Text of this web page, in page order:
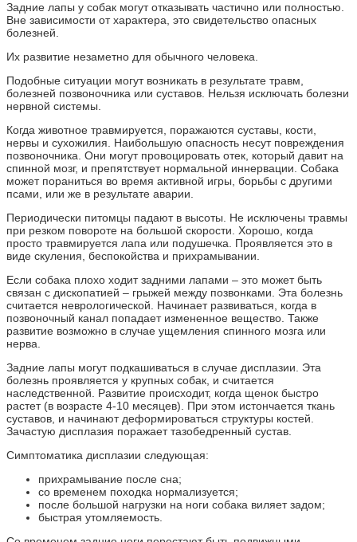
Задние лапы у собак могут отказывать частично или полностью.
Вне зависимости от характера, это свидетельство опасных
болезней.
Их развитие незаметно для обычного человека.
Подобные ситуации могут возникать в результате травм,
болезней позвоночника или суставов. Нельзя исключать болезни
нервной системы.
Когда животное травмируется, поражаются суставы, кости,
нервы и сухожилия. Наибольшую опасность несут повреждения
позвоночника. Они могут провоцировать отек, который давит на
спинной мозг, и препятствует нормальной иннервации. Собака
может пораниться во время активной игры, борьбы с другими
псами, или же в результате аварии.
Периодически питомцы падают в высоты. Не исключены травмы
при резком повороте на большой скорости. Хорошо, когда
просто травмируется лапа или подушечка. Проявляется это в
виде скуления, беспокойства и прихрамывании.
Если собака плохо ходит задними лапами – это может быть
связан с дископатией – грыжей между позвонками. Эта болезнь
считается неврологической. Начинает развиваться, когда в
позвоночный канал попадает измененное вещество. Также
развитие возможно в случае ущемления спинного мозга или
нерва.
Задние лапы могут подкашиваться в случае дисплазии. Эта
болезнь проявляется у крупных собак, и считается
наследственной. Развитие происходит, когда щенок быстро
растет (в возрасте 4-10 месяцев). При этом истончается ткань
суставов, и начинают деформироваться структуры костей.
Зачастую дисплазия поражает тазобедренный сустав.
Симптоматика дисплазии следующая:
прихрамывание после сна;
со временем походка нормализуется;
после большой нагрузки на ноги собака виляет задом;
быстрая утомляемость.